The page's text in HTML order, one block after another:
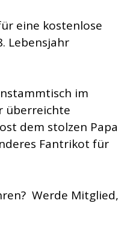
eine kostenlose
Lebensjahr
im
überreichte
dem stolzen Papa
Fantrikot für
Werde Mitglied,